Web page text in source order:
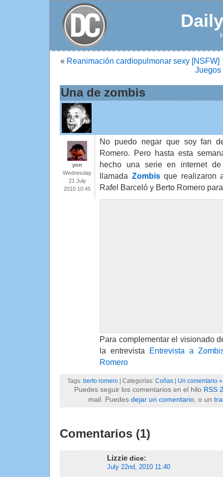
« Reanimación cardiopulmonar sexy [NSFW]
Juegos
Una de zombis
yon
Wednesday
21 July
2010 10:45
No puedo negar que soy fan
Romero. Pero hasta esta
hecho una serie en internet
llamada Zombisque realizaron
Rafel Barceló y Berto Romero
Para complementar el visionado
la entrevista
Entrevista a
Romero
Tags: berto romero | Categorías: Coñas Un comentario »
Puedes seguir los comentarios en el hilo RSS
mail. Puedes dejar un comentario , o un
Comentarios (1)
Lizzie dice:
July 22nd, 2010 11:40